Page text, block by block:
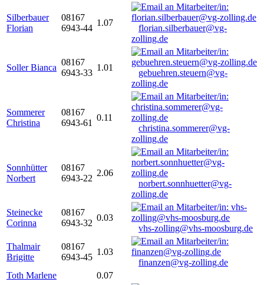
Silberbauer
Florian
08167
6943-44
1.07
florian.silberbauer@vg-
zolling.de
Soller Bianca
08167
6943-33
1.01
gebuehren.steuern@vg-
zolling.de
Sommerer
Christina
08167
6943-61
0.11
christina.sommerer@vg-
zolling.de
Sonnhütter
Norbert
08167
6943-22
2.06
norbert.sonnhuetter@vg-
zolling.de
Steinecke
Corinna
08167
6943-32
0.03
vhs-zolling@vhs-moosburg.de
Thalmair
Brigitte
08167
6943-45
1.03
finanzen@vg-zolling.de
Toth Marlene
0.07